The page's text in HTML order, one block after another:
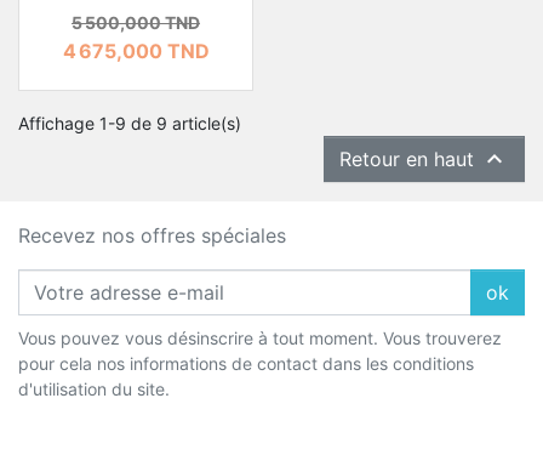
Prix de base
5 500,000 TNDPrix
4 675,000 TND
Affichage 1-9 de 9 article(s)
Retour en haut 
Recevez nos offres spéciales
ok
Vous pouvez vous désinscrire à tout moment. Vous trouverez
pour cela nos informations de contact dans les conditions
d'utilisation du site.